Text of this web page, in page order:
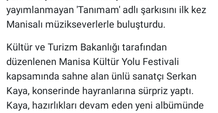
yayımlanmayan 'Tanımam' adlı şarkısını ilk kez
Manisalı müzikseverlerle buluşturdu.
Kültür ve Turizm Bakanlığı tarafından
düzenlenen Manisa Kültür Yolu Festivali
kapsamında sahne alan ünlü sanatçı Serkan
Kaya, konserinde hayranlarına sürpriz yaptı.
Kaya, hazırlıkları devam eden yeni albümünde